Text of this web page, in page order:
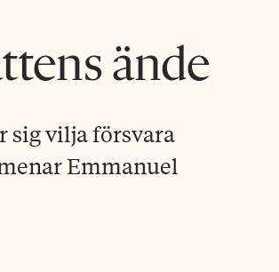
ände
sig vilja försvara
Emmanuel